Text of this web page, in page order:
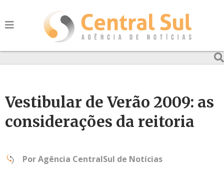
Vestibular de Verão 2009: as
considerações da reitoria
PorAgência CentralSul de Notícias